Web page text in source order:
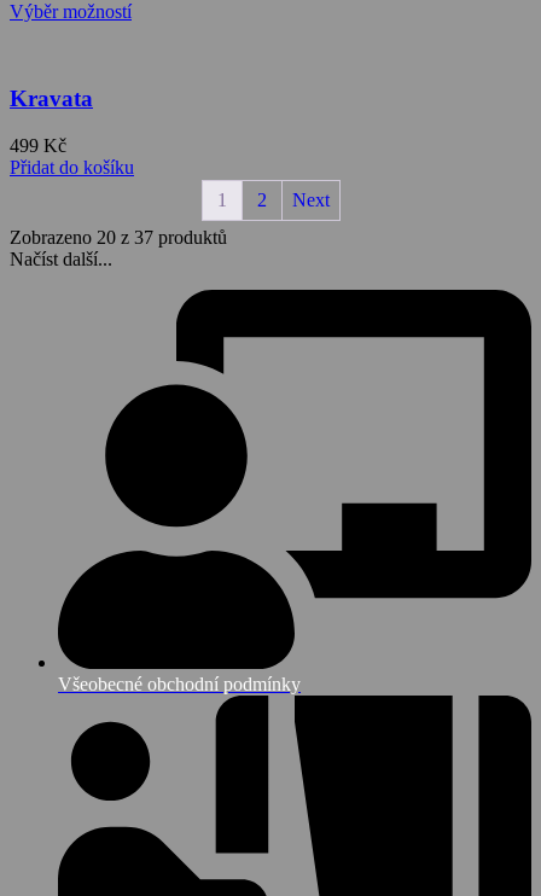
Výběr možností
Kravata
499 Kč
Přidat do košíku
1
2
Next
Zobrazeno 20 z 37 produktů
Načíst další...
Všeobecné obchodní podmínky